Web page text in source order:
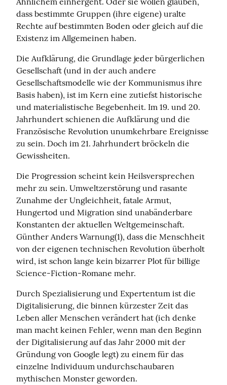
dass bestimmte Gruppen (ihre eigene) uralte
Rechte auf bestimmten Boden oder gleich auf die
Existenz im Allgemeinen haben.
Die Aufklärung, die Grundlage jeder bürgerlichen
Gesellschaft (und in der auch andere
Gesellschaftsmodelle wie der Kommunismus ihre
Basis haben), ist im Kern eine zutiefst historische
und materialistische Begebenheit. Im 19. und 20.
Jahrhundert schienen die Aufklärung und die
Französische Revolution unumkehrbare Ereignisse
zu sein. Doch im 21. Jahrhundert bröckeln die
Gewissheiten.
Die Progression scheint kein Heilsversprechen
mehr zu sein. Umweltzerstörung und rasante
Zunahme der Ungleichheit, fatale Armut,
Hungertod und Migration sind unabänderbare
Konstanten der aktuellen Weltgemeinschaft.
Günther Anders Warnung(1), dass die Menschheit
von der eigenen technischen Revolution überholt
wird, ist schon lange kein bizarrer Plot für billige
Science-Fiction-Romane mehr.
Durch Spezialisierung und Expertentum ist die
Digitalisierung, die binnen kürzester Zeit das
Leben aller Menschen verändert hat (ich denke
man macht keinen Fehler, wenn man den Beginn
der Digitalisierung auf das Jahr 2000 mit der
Gründung von Google legt) zu einem für das
einzelne Individuum undurchschaubaren
mythischen Monster geworden.